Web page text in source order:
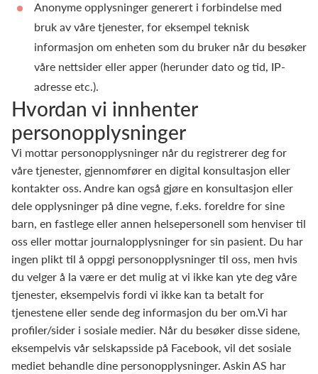
Anonyme opplysninger generert i forbindelse med
bruk av våre tjenester, for eksempel teknisk
informasjon om enheten som du bruker når du besøker
våre nettsider eller apper (herunder dato og tid, IP-
adresse etc.).
Hvordan vi innhenter
personopplysninger
Vi mottar personopplysninger når du registrerer deg for
våre tjenester, gjennomfører en digital konsultasjon eller
kontakter oss. Andre kan også gjøre en konsultasjon eller
dele opplysninger på dine vegne, f.eks. foreldre for sine
barn, en fastlege eller annen helsepersonell som henviser til
oss eller mottar journalopplysninger for sin pasient. Du har
ingen plikt til å oppgi personopplysninger til oss, men hvis
du velger å la være er det mulig at vi ikke kan yte deg våre
tjenester, eksempelvis fordi vi ikke kan ta betalt for
tjenestene eller sende deg informasjon du ber om.Vi har
profiler/sider i sosiale medier. Når du besøker disse sidene,
eksempelvis vår selskapsside på Facebook, vil det sosiale
mediet behandle dine personopplysninger. Askin AS har